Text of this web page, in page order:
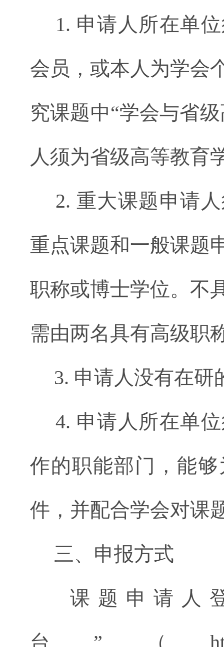
1. 申请人所在单
会员，或本人为学会
究课题中“学会与省
人须为省级高等教育
2. 重大课题申请
重点课题和一般课题
职称或博士学位。不
需由两名具有高级职
3. 申请人没有在研
4. 申请人所在单
作的职能部门，能
件，并配合学会对课
三、申报方式
课题申请人
台”（http://